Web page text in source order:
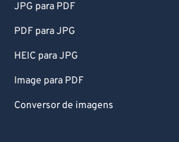
JPG para PDF
PDF para JPG
HEIC para JPG
Image para PDF
Conversor de imagens